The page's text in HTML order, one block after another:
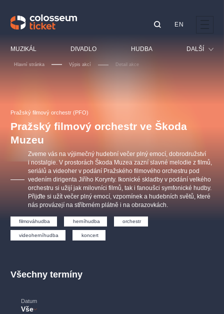
MUZIKÁL DIVADLO HUDBA DALŠÍ
Prohlídky
Ostatní
EN
Hlavní stránka Výpis akcí Detail akce
Pražský filmový orchestr (PFO)
Pražský filmový orchestr ve Škoda
Muzeu
Zveme vás na výjimečný hudební večer plný emocí, dobrodružství
i nostalgie. V prostorách Škoda Muzea zazní slavné melodie z filmů,
seriálů a videoher v podání Pražského filmového orchestru pod
vedením dirigenta Jiřího Korynty. Ikonické skladby v podání velkého
orchestru si užijí jak milovníci filmů, tak i fanoušci symfonické hudby.
Přijďte si užít večer plný emocí, vzpomínek a hudebních světů, které
nás provázejí na stříbrném plátně i na obrazovkách.
filmováhudba herníhudba orchestr
videoherníhudba koncert
Všechny termíny
Datum
Vše
OBYČEJNÁ HOLKA
Agentura 44, s.r.o.
Pink Panther Agency,
s.r.o.
Ostatní hledají
muzikálypraha
Nejnavštěvovanější
muzikálypraha divadlopraha sleva